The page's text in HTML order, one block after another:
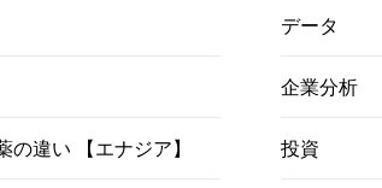
違い 【エナジア】
データ
企業分析
投資